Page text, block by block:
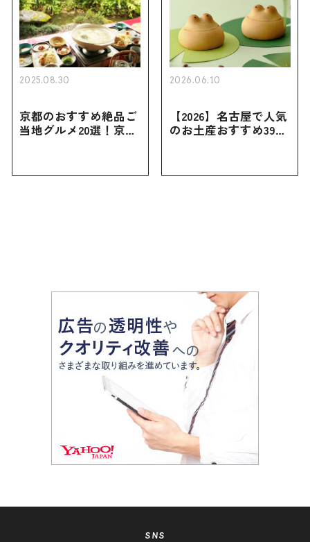
2025.08.30
京都のおすすめ絶品ご
当地グルメ20選！京都
2026.06.10
【2026】名古屋で人気
のお土産おすすめ39選
お土産・ばらまき用ま
SNS